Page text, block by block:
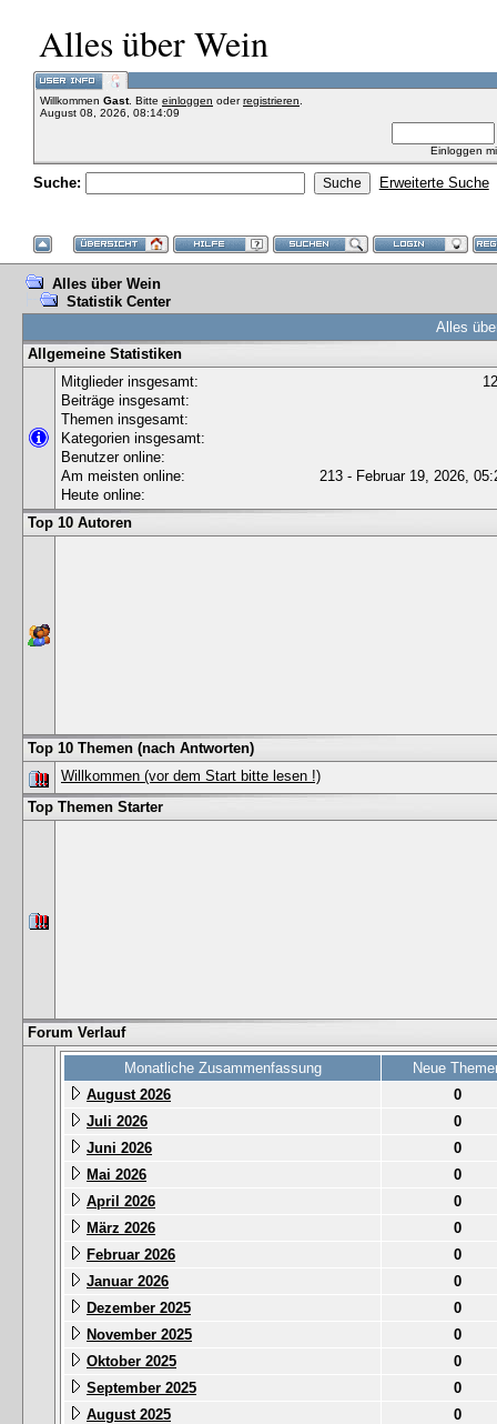
Alles über Wein
Willkommen Gast. Bitte einloggen oderregistrieren
August 08, 2026, 08:14:09
Einloggen
Suche: Erweiterte Suche
Alles über Wein
Statistik Center
Alles
Allgemeine Statistiken
Mitglieder insgesamt:
Beiträge insgesamt:
Themen insgesamt:
Kategorien insgesamt:
Benutzer online:
Am meisten online:
213 - Februar 19, 2026,
Heute online:
Top 10 Autoren
Top 10 Themen (nach Antworten)
Willkommen (vor dem Start bitte lesen !)
Top Themen Starter
Forum Verlauf
Monatliche Zusammenfassung
Neue
August 2026
0
Juli 2026
0
Juni 2026
0
Mai 2026
0
April 2026
0
März 2026
0
Februar 2026
0
Januar 2026
0
Dezember 2025
0
November 2025
0
Oktober 2025
0
September 2025
0
August 2025
0